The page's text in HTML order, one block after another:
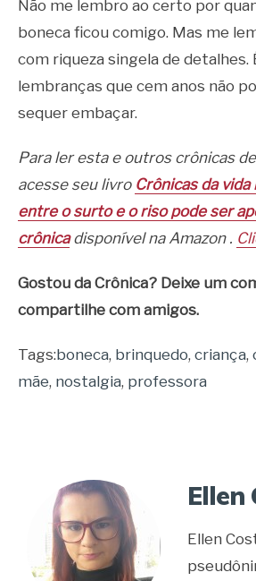
Não me lembro ao certo por
boneca ficou comigo. Mas me
com riqueza singela de detalhes.
lembranças que cem anos não
sequer embaçar.
Para ler esta e outros crônicas de
acesse seu livro Crônicas da
entre o surto e o riso pode ser
crônicadisponível na Amazon .
Gostou da Crônica? Deixe um
compartilhe com amigos.
Tags:boneca, brinquedo, criança,
mãe, nostalgia, professora
Ellen
Ellen